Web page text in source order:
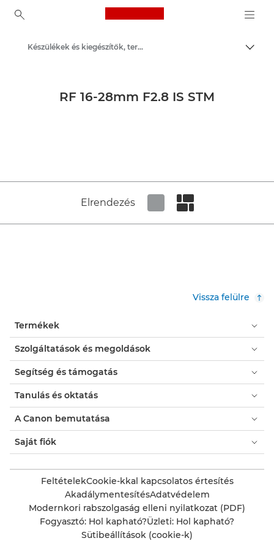
Canon Logo, back to
Sajtóközpont
Készülékek és kiegészítők, termékmédia – Canon Sajtóközpont
RF 16-28mm F2.8 IS STM
Elrendezés
Vissza felülre
Termékek
Szolgáltatások és megoldások
Segítség és támogatás
Tanulás és oktatás
A Canon bemutatása
Saját fiók
FeltételekCookie-kkal kapcsolatos értesítés
AkadálymentesítésAdatvédelem
Modernkori rabszolgaság elleni nyilatkozat (PDF)
Fogyasztó: Hol kapható?Üzleti: Hol kapható?
Sütibeállítások (cookie-k)